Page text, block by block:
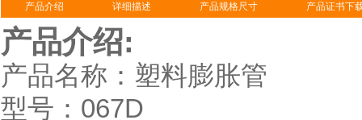
产品介绍 详细描述 产品规格尺寸 产品证书下
产品介绍:
产品名称：塑料膨胀管
型号：067D